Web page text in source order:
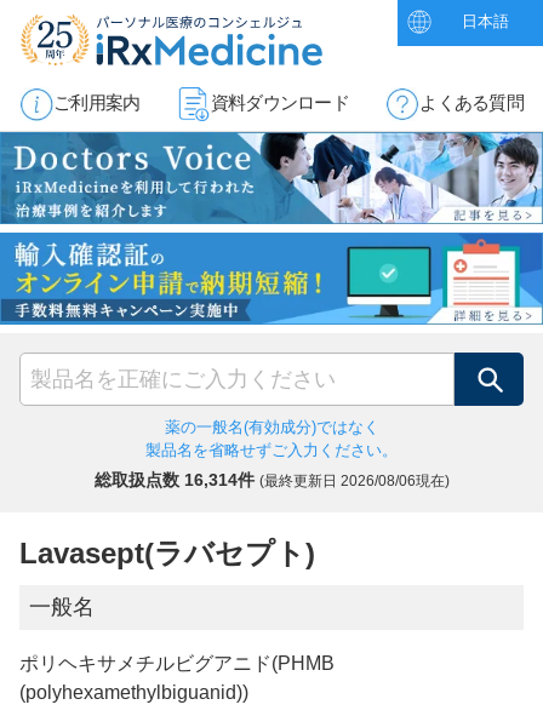
日本語
ご利用案内 資料ダウンロード よくある質問
検索
薬の一般名(有効成分)ではなく
製品名を省略せずご入力ください。
総取扱点数 16,314件 (最終更新日 2026/08/06現在)
Lavasept(ラバセプト)
一般名
ポリヘキサメチルビグアニド(PHMB
(polyhexamethylbiguanid))